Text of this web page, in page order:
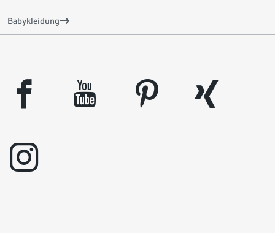
Babykleidung
facebook youtube pinterest
xing
instagram